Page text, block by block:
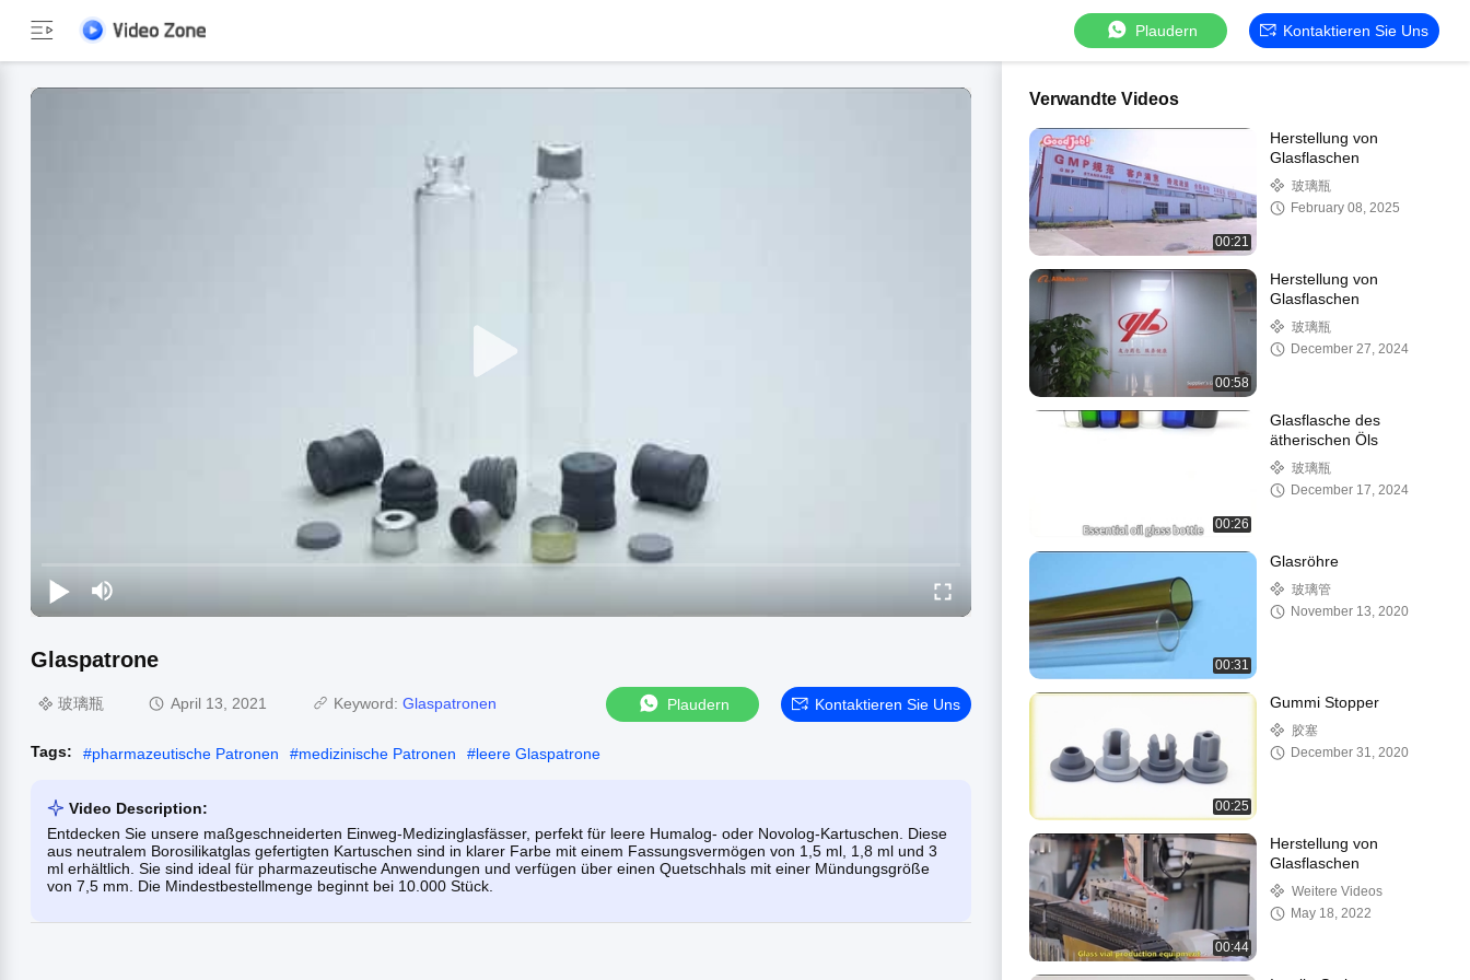
Plaudern Kontaktieren Sie Uns
Glaspatrone
玻璃瓶 April 13, 2021 Keyword: Glaspatronen Plaudern Kontaktieren Sie Uns
Tags: #pharmazeutische Patronen #medizinische Patronen #leere Glaspatrone
Video Description:
Entdecken Sie unsere maßgeschneiderten Einweg-Medizinglasfässer, perfekt für leere Humalog- oder Novolog-Kartuschen. Diese
aus neutralem Borosilikatglas gefertigten Kartuschen sind in klarer Farbe mit einem Fassungsvermögen von 1,5 ml, 1,8 ml und 3
ml erhältlich. Sie sind ideal für pharmazeutische Anwendungen und verfügen über einen Quetschhals mit einer Mündungsgröße
von 7,5 mm. Die Mindestbestellmenge beginnt bei 10.000 Stück.
Verwandte Videos
00:21
Herstellung von
Glasflaschen
玻璃瓶
February 08, 2025
00:58
Herstellung von
Glasflaschen
玻璃瓶
December 27, 2024
00:26
Glasflasche des
ätherischen Öls
玻璃瓶
December 17, 2024
00:31
Glasröhre
玻璃管
November 13, 2020
00:25
Gummi Stopper
胶塞
December 31, 2020
00:44
Herstellung von
Glasflaschen
Weitere Videos
May 18, 2022